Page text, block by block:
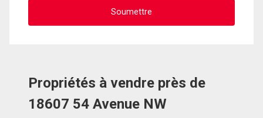
Propriétés à vendre près de
18607 54 Avenue NW